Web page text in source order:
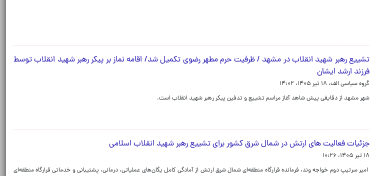
تشییع رهبر شهید انقلاب در مشهد / ظرفیت حرم مطهر رضوی تکمیل شد/ اقامه نماز بر پیکر رهبر شهید انقلاب توسط
فرزند ارشد ایشان
گروه سیاسی الف، ۱۸ تیر ۱۴۰۵، ۱۴:۰۲
شهر مشهد از دقایقی پیش شاهد آغاز مراسم تشییع و تدفین پیکر رهبر شهید انقلاب است.
جزئیات فعالیت های ارتش در شمال شرق کشور برای تشییع رهبر شهید انقلاب اسلامی
۱۸ تیر ۱۴۰۵، ۱۰:۲۶
امیر سرتیپ دوم خواجه ‌وند، فرمانده قرارگاه منطقه‌ای شمال شرق ارتش از آمادگی کامل یگان‌های عملیاتی، درمانی، پشتیبانی و خدماتی قرارگاه منطقه‌ای